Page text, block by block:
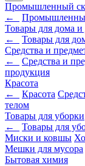
Промышленный
←
Товары для дома и
←
Товары для
Средства и
←
Средства и
продукция
Красота
←
Красота
телом
Товары для уборки
←
Товары для
Миски и ковшы
Мешки для мусора
Бытовая химия